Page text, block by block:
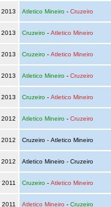
2013 Atletico Mineiro- Cruzeiro
2013 Cruzeiro- Atletico Mineiro
2013 Cruzeiro- Atletico Mineiro
2013 Atletico Mineiro- Cruzeiro
2013 Cruzeiro- Atletico Mineiro
2012 Atletico Mineiro- Cruzeiro
2012 Cruzeiro - Atletico Mineiro
2012 Atletico Mineiro - Cruzeiro
Cruzeiro- Atletico Mineiro
Atletico Mineiro - Cruzeiro